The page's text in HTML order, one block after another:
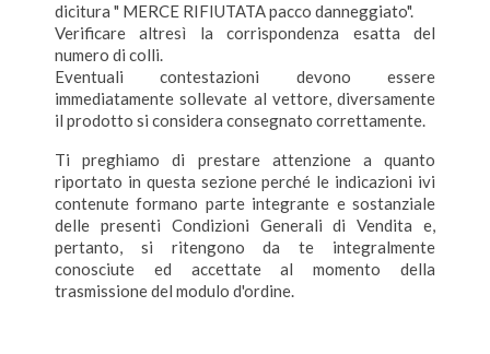
dicitura " MERCE RIFIUTATA pacco danneggiato".
Verificare altresì la corrispondenza esatta del
numero di colli.
Eventuali contestazioni devono essere
immediatamente sollevate al vettore, diversamente
il prodotto si considera consegnato correttamente.
Ti preghiamo di prestare attenzione a quanto
riportato in questa sezione perché le indicazioni ivi
contenute formano parte integrante e sostanziale
delle presenti Condizioni Generali di Vendita e,
pertanto, si ritengono da te integralmente
conosciute ed accettate al momento della
trasmissione del modulo d'ordine.